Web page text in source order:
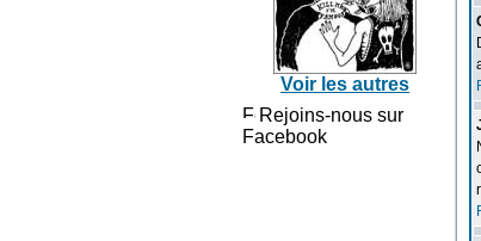
Voir les autres
Rejoins-nous sur
Facebook